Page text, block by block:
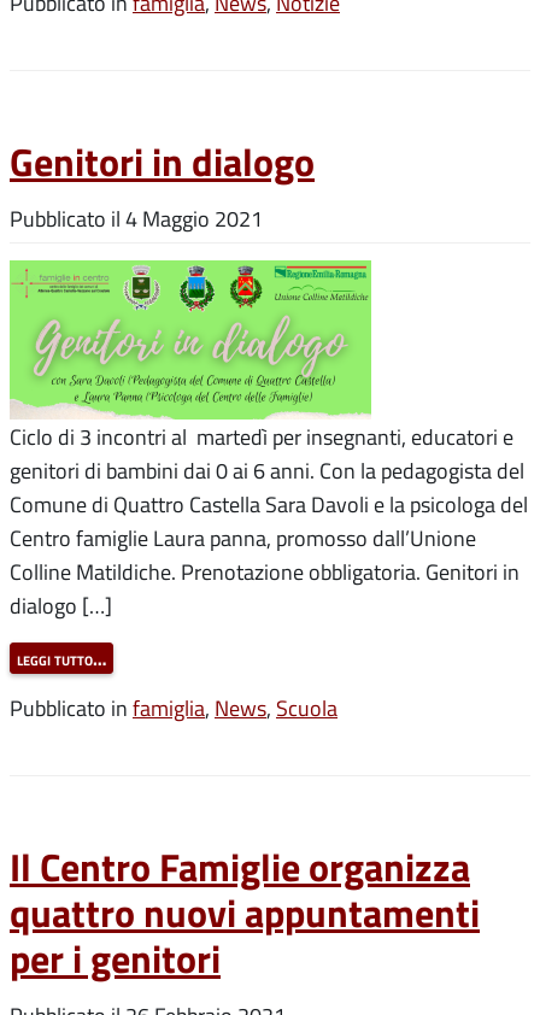
Genitori in dialogo
Pubblicato il 4 Maggio 2021
Ciclo di 3 incontri al martedì per insegnanti, educatori e
genitori di bambini dai 0 ai 6 anni. Con la pedagogista del
Comune di Quattro Castella Sara Davoli e la psicologa del
Centro famiglie Laura panna, promosso dall’Unione
Colline Matildiche. Prenotazione obbligatoria. Genitori in
dialogo […]
leggi tutto…
Pubblicato in famiglia, News, Scuola
Il Centro Famiglie organizza
quattro nuovi appuntamenti
per i genitori